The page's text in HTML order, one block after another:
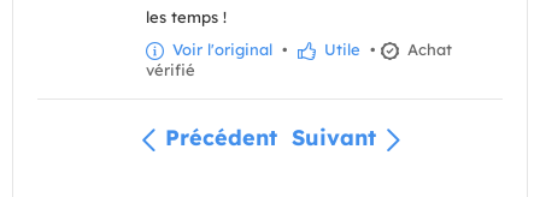
les temps !
Voir l'original • Utile •
Achat
vérifié
Précédent Suivant